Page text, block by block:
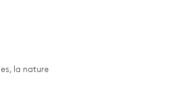
la nature